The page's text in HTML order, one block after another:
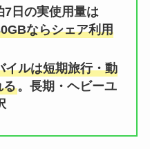
7日の実使用量は
ならシェア利用
イルは短期旅行・動
る。長期・ヘビーユ